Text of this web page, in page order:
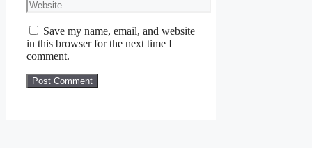
Save my name, email, and website
in this browser for the next time I
comment.